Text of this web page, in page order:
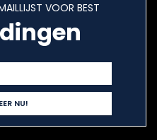
VOOR BEST